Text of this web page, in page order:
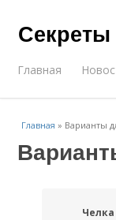
Главная
Главная » Варианты